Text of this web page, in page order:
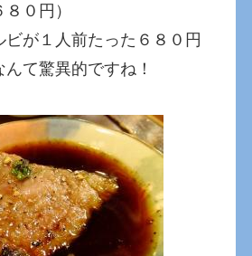
０円）
ビが１人前たった６８０円
て驚異的ですね！